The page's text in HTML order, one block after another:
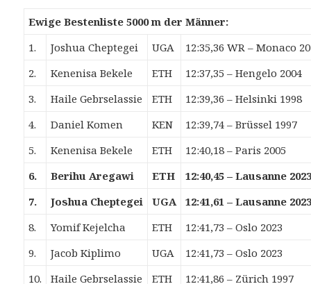
Ewige Bestenliste 5000 m der Männer:
1.
Joshua Cheptegei UGA
12:35,36 WR – Monaco
2.
Kenenisa Bekele ETH
12:37,35 – Hengelo 2004
3.
Haile Gebrselassie ETH
12:39,36 – Helsinki 1998
4.
Daniel Komen KEN
12:39,74 – Brüssel 1997
5.
Kenenisa Bekele ETH
12:40,18 – Paris 2005
6.
Berihu Aregawi ETH
12:40,45 – Lausanne
7.
Joshua Cheptegei UGA
12:41,61 – Lausanne
8.
Yomif Kejelcha ETH
12:41,73 – Oslo 2023
9.
Jacob Kiplimo UGA
12:41,73 – Oslo 2023
10.
Haile Gebrselassie ETH 12:41,86 – Zürich 1997